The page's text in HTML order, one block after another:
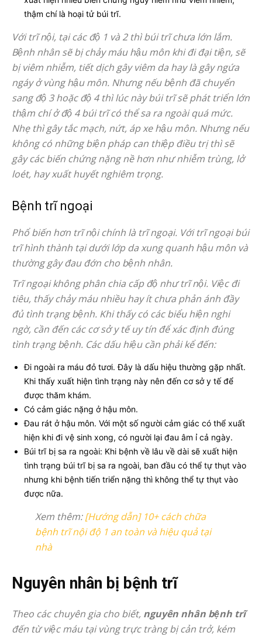
thậm chí là hoại tử búi trĩ.
Với trĩ nội, tại các độ 1 và 2 thì búi trĩ chưa lớn lắm.
Bệnh nhân sẽ bị chảy máu hậu môn khi đi đại tiện, sẽ
bị viêm nhiễm, tiết dịch gây viêm da hay là gây ngứa
ngáy ở vùng hậu môn. Nhưng nếu bệnh đã chuyển
sang độ 3 hoặc độ 4 thì lúc này búi trĩ sẽ phát triển lớn
thậm chí ở độ 4 búi trĩ có thể sa ra ngoài quá mức.
Nhẹ thì gây tắc mạch, nứt, áp xe hậu môn. Nhưng nếu
không có những biện pháp can thiệp điều trị thì sẽ
gây các biến chứng nặng nề hơn như nhiễm trùng, lở
loét, hay xuất huyết nghiêm trọng.
Bệnh trĩ ngoại
Phổ biến hơn trĩ nội chính là trĩ ngoại. Với trĩ ngoại búi
trĩ hình thành tại dưới lớp da xung quanh hậu môn và
thường gây đau đớn cho bệnh nhân.
Trĩ ngoại không phân chia cấp độ như trĩ nội. Việc đi
tiêu, thấy chảy máu nhiều hay ít chưa phản ánh đầy
đủ tình trạng bệnh. Khi thấy có các biểu hiện nghi
ngờ, cần đến các cơ sở y tế uy tín để xác định đúng
tình trạng bệnh. Các dấu hiệu cần phải kể đến:
Đi ngoài ra máu đỏ tươi. Đây là dấu hiệu thường gặp nhất.
Khi thấy xuất hiện tình trạng này nên đến cơ sở y tế để
được thăm khám.
Có cảm giác nặng ở hậu môn.
Đau rát ở hậu môn. Với một số người cảm giác có thể xuất
hiện khi đi vệ sinh xong, có người lại đau âm ỉ cả ngày.
Búi trĩ bị sa ra ngoài: Khi bệnh về lâu về dài sẽ xuất hiện
tình trạng búi trĩ bị sa ra ngoài, ban đầu có thể tự thụt vào
nhưng khi bệnh tiến triển nặng thì không thể tự thụt vào
được nữa.
Xem thêm:[Hướng dẫn] 10+ cách chữa
bệnh trĩ nội độ 1 an toàn và hiệu quả tại
nhà
Nguyên nhân bị bệnh trĩ
Theo các chuyên gia cho biết, nguyên nhân bệnh trĩ
đến từ việc máu tại vùng trực tràng bị cản trở, kém